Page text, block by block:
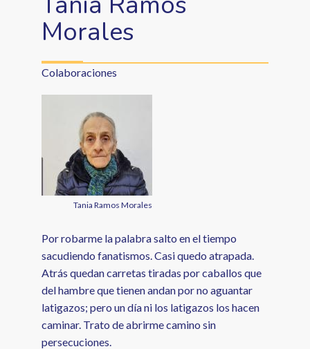
Morales
Colaboraciones
Tania Ramos Morales
Por robarme la palabra salto en el tiempo
sacudiendo fanatismos. Casi quedo atrapada.
Atrás quedan carretas tiradas por caballos que
del hambre que tienen andan por no aguantar
latigazos; pero un día ni los latigazos los hacen
caminar. Trato de abrirme camino sin
persecuciones.